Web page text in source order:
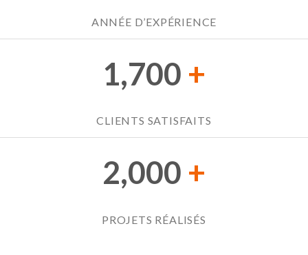
ANNÉE D’EXPÉRIENCE
1,700 +
CLIENTS SATISFAITS
2,000 +
PROJETS RÉALISÉS